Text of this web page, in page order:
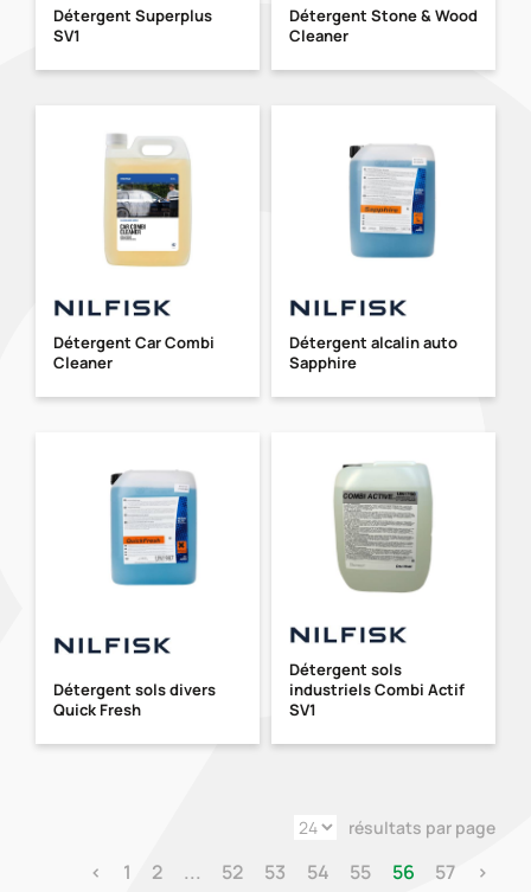
Détergent Superplus
SV1
Détergent Stone & Wood
Cleaner
Détergent Car Combi
Cleaner
Détergent alcalin auto
Sapphire
Détergent sols divers
Quick Fresh
Détergent sols
industriels Combi Actif
SV1
résultats par page
‹ 1 2 ... 52 53 54 55 56 57 ›